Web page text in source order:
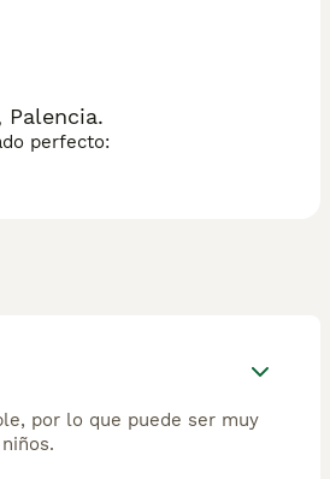
y grande, pesando los machos
compra de American Bobtail
perfecto:
por lo que puede ser muy